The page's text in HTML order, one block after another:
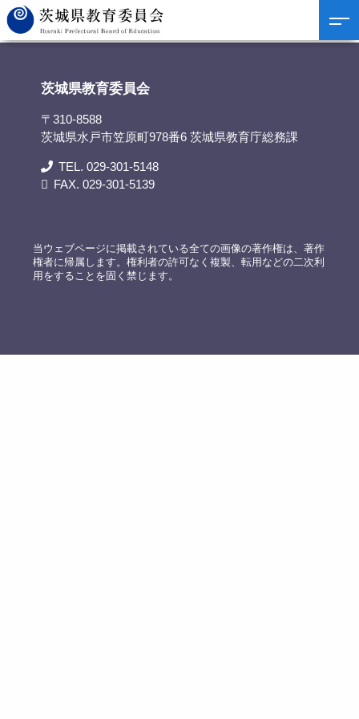
茨城県教育委員会>資料提供>第54回日本少年野球選手権大会に出場する波崎ボー
イズの選手並びに関係者の知事表敬訪問について
茨城県教育委員会
〒310-8588
茨城県水戸市笠原町978番6 茨城県教育庁総務課
TEL. 029-301-5148
FAX. 029-301-5139
当ウェブページに掲載されている全ての画像の著作権は、著作
権者に帰属します。権利者の許可なく複製、転用などの二次利
用をすることを固く禁じます。